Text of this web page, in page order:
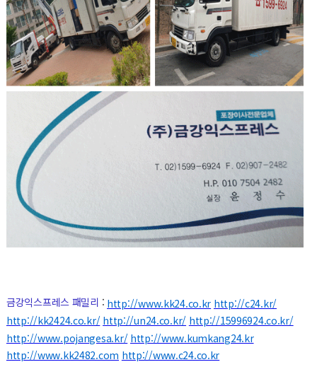
금강익스프레스 패밀리 : http://www.kk24.co.kr http://c24.kr/
http://kk2424.co.kr/ http://un24.co.kr/ http://15996924.co.kr/
http://www.pojangesa.kr/ http://www.kumkang24.kr
http://www.kk2482.com http://www.c24.co.kr